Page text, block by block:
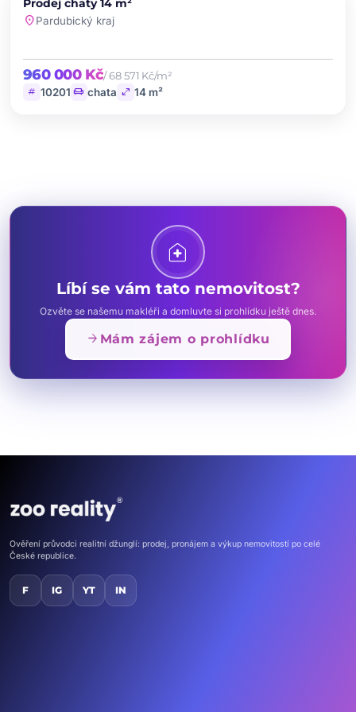
Prodej chaty 14 m²
location_onPardubický kraj
960 000 Kč/ 68 571 Kč/m²
tag 10201 chair chata open_in_full 14 m²
home_health
Líbí se vám tato nemovitost?
Ozvěte se našemu makléři a domluvte si prohlídku ještě dnes.
arrow_forward Mám zájem o prohlídku
Ověření průvodci realitní džunglí: prodej, pronájem a výkup nemovitostí po celé
České republice.
F IG YT IN